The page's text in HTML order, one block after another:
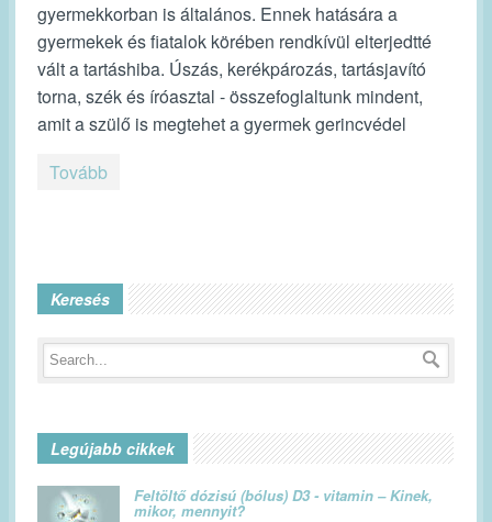
gyermekkorban is általános. Ennek hatására a
gyermekek és fiatalok körében rendkívül elterjedtté
vált a tartáshiba. Úszás, kerékpározás, tartásjavító
torna, szék és íróasztal - összefoglaltunk mindent,
amit a szülő is megtehet a gyermek gerincvédel
Tovább
Keresés
Legújabb cikkek
Feltöltő dózisú (bólus) D3 - vitamin – Kinek,
mikor, mennyit?